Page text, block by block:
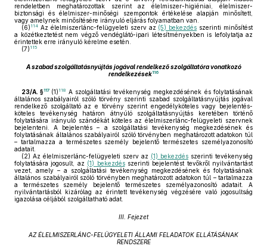
rendeletben meghatározottak szerint az élelmiszer-higiéniai, élelmiszer-
biztonsági és élelmiszer-minőségi szempontok értékelése alapján minősített,
vagy amelynek minősítésére irányuló eljárás folyamatban van.
(6) 114 Az élelmiszerlánc-felügyeleti szerv az (5) bekezdés szerinti minősítést
a közétkeztetést nem végző vendéglátó-ipari létesítményekben is lefolytatja az
érintettek erre irányuló kérelme esetén.
(7) 115
A szabad szolgáltatásnyújtás jogával rendelkező szolgáltatóra vonatkozó
rendelkezések116
23/A. §117 (1) 118 A szolgáltatási tevékenység megkezdésének és folytatásának
általános szabályairól szóló törvény szerinti szabad szolgáltatásnyújtás jogával
rendelkező szolgáltató az e törvény szerint engedélyköteles vagy bejelentés-
köteles tevékenység határon átnyúló szolgáltatásnyújtás keretében történő
folytatására irányuló szándékát köteles az élelmiszerlánc-felügyeleti szervnek
bejelenteni. A bejelentés – a szolgáltatási tevékenység megkezdésének és
folytatásának általános szabályairól szóló törvényben meghatározott adatokon túl
– tartalmazza a természetes személy bejelentő természetes személyazonosító
adatait.
(2) Az élelmiszerlánc-felügyeleti szerv az (1) bekezdés szerinti tevékenység
folytatására jogosult, az (1) bekezdésszerinti bejelentést tevőkről nyilvántartást
vezet, amely – a szolgáltatási tevékenység megkezdésének és folytatásának
általános szabályairól szóló törvényben meghatározott adatokon túl – tartalmazza
a természetes személy bejelentő természetes személyazonosító adatait. A
nyilvántartásból kizárólag az érintett tevékenység végzésére való jogosultság
igazolása céljából szolgáltatható adat.
III. Fejezet
AZ ÉLELMISZERLÁNC-FELÜGYELETI ÁLLAMI FELADATOK ELLÁTÁSÁNAK
RENDSZERE